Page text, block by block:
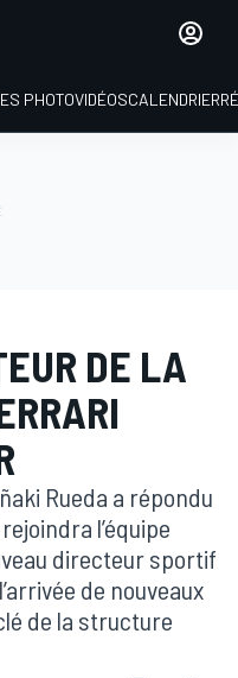
PHOTOVIDÉOSCALENDRIER
DE LA
Rueda a répondu
l’équipe
directeur sportif
de nouveaux
de la structure